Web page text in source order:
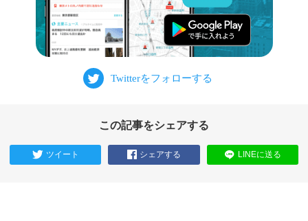
この記事をシェアする
ツイート シェアする LINEに送る